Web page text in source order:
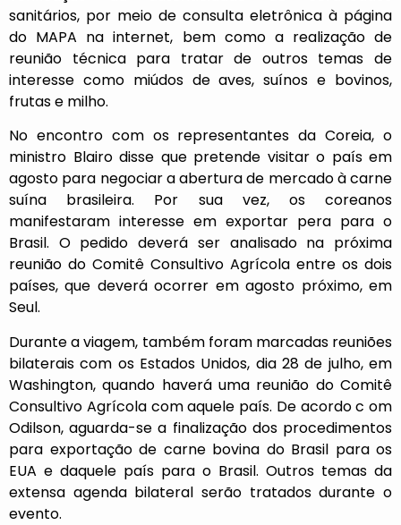
sanitários, por meio de consulta eletrônica à página
do MAPA na internet, bem como a realização de
reunião técnica para tratar de outros temas de
interesse como miúdos de aves, suínos e bovinos,
frutas e milho.
No encontro com os representantes da Coreia, o
ministro Blairo disse que pretende visitar o país em
agosto para negociar a abertura de mercado à carne
suína brasileira. Por sua vez, os coreanos
manifestaram interesse em exportar pera para o
Brasil. O pedido deverá ser analisado na próxima
reunião do Comitê Consultivo Agrícola entre os dois
países, que deverá ocorrer em agosto próximo, em
Seul.
Durante a viagem, também foram marcadas reuniões
bilaterais com os Estados Unidos, dia 28 de julho, em
Washington, quando haverá uma reunião do Comitê
Consultivo Agrícola com aquele país. De acordo c om
Odilson, aguarda-se a finalização dos procedimentos
para exportação de carne bovina do Brasil para os
EUA e daquele país para o Brasil. Outros temas da
extensa agenda bilateral serão tratados durante o
evento.